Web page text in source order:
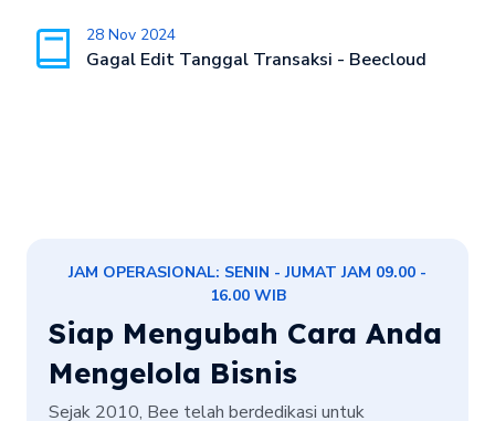
28 Nov 2024
Gagal Edit Tanggal Transaksi - Beecloud
JAM OPERASIONAL: SENIN - JUMAT JAM 09.00 -
16.00 WIB
Siap Mengubah Cara Anda
Mengelola Bisnis
Sejak 2010, Bee telah berdedikasi untuk